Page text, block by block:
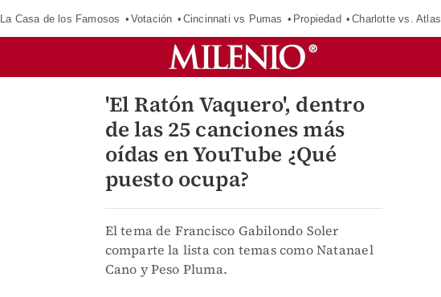
La Casa de los Famosos Votación Cincinnati vs Pumas Propiedad Charlotte vs. Atlas
'El Ratón Vaquero', dentro
de las 25 canciones más
oídas en YouTube ¿Qué
puesto ocupa?
El tema de Francisco Gabilondo Soler
comparte la lista con temas como Natanael
Cano y Peso Pluma.